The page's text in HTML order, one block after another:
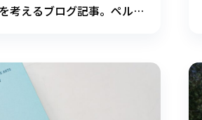
考えるブログ記事。ペルセ